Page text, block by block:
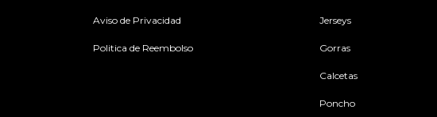
Aviso de Privacidad
Politica de Reembolso
Jerseys
Gorras
Calcetas
Poncho